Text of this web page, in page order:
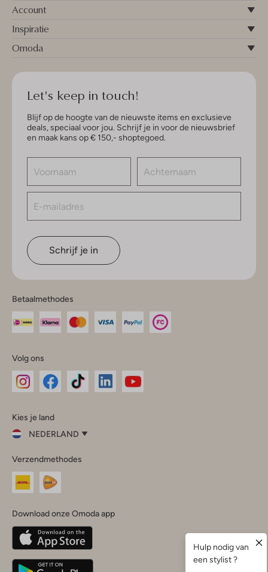
Account
Inspiratie
Omoda
Let's keep in touch!
Blijf op de hoogte van de nieuwste items en exclusieve
deals, speciaal voor jou. Schrijf je in voor de nieuwsbrief
en maak kans op € 150,- shoptegoed.
Schrijf je in
Betaalmethodes
Volg ons
InstagramFacebook
Kies je land
NEDERLAND
je
land
Nederland
Belgique(Français)
Deutschland
Verzendmethodes
Download onze Omoda app